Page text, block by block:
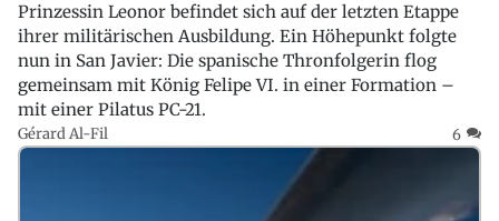
Prinzessin Leonor befindet sich auf der letzten Etappe
ihrer militärischen Ausbildung. Ein Höhepunkt folgte
nun in San Javier: Die spanische Thronfolgerin flog
gemeinsam mit König Felipe VI. in einer Formation –
mit einer Pilatus PC-21.
Gérard Al-Fil 6